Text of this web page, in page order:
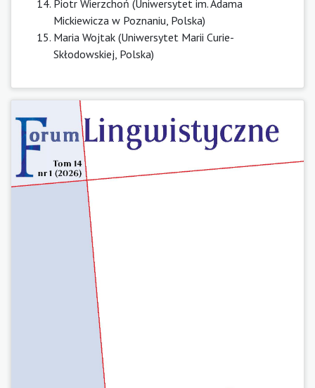
Piotr Wierzchoń (Uniwersytet im. Adama
Mickiewicza w Poznaniu, Polska)
Maria Wojtak (Uniwersytet Marii Curie-
Skłodowskiej, Polska)